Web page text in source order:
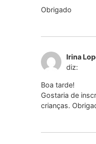
Obrigado
Irina
diz:
Boa tarde!
Gostaria de
crianças.